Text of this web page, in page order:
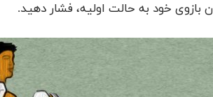
بازوی خود به حالت اولیه، فشار دهید.